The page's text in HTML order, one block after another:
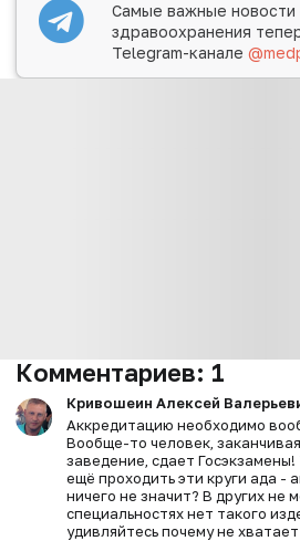
Самые важные
здравоохранения
Telegram-канале
Комментариев: 1
Кривошеин Алексей
Аккредитацию необходимо
Вообще-то человек,
заведение, сдает
ещё проходить эти круги ада -
ничего не значит? В других не
специальностях нет такого
удивляйтесь почему не